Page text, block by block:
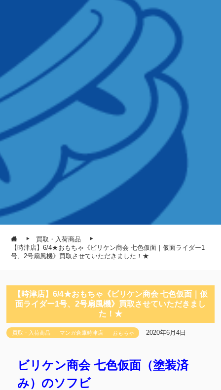
買取・入荷商品
【時津店】6/4★おもちゃ《ビリケン商会 七色仮面｜仮面ライダー1
号、2号扇風機》買取させていただきました！★
【時津店】6/4★おもちゃ《ビリケン商会 七色仮面｜仮
面ライダー1号、2号扇風機》買取させていただきまし
た！★
買取・入荷商品 マンガ倉庫時津店 おもちゃ 2020年6月4日
ビリケン商会 七色仮面（塗装済
み）のソフビ